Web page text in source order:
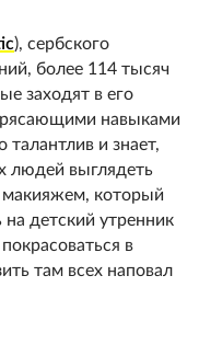
), сербского
более 114 тысяч
заходят в его
навыками
талантлив и знает,
людей выглядеть
макияжем, который
детский утренник
в
там всех наповал